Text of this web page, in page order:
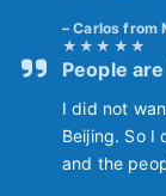
Carlos from
People
I did not
Beijing. So I
and the